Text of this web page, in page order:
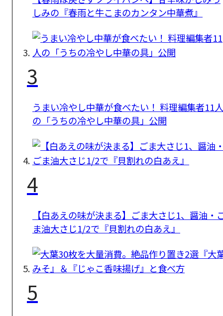
しみの『春雨と牛こまのカンタン中華煮』
3
うまい冷やし中華が食べたい！ 料理編集者11人
の「うちの冷やし中華の具」公開
4
【白あえの味が決まる】ごま大さじ1、醤油・
ま油大さじ1/2で『貝割れの白あえ』
5